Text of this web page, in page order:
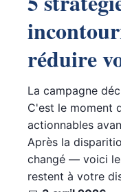
réduire
La campagne
C'est le moment
actionnables
Après la
changé — voici
restent à votre